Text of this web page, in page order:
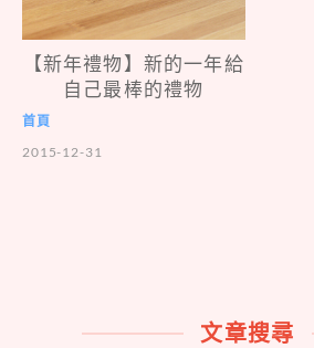
【新年禮物】新的一年給
自己最棒的禮物
首頁
2015-12-31
文章搜尋